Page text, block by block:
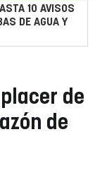
10 AVISOS
DE AGUA Y
de
de